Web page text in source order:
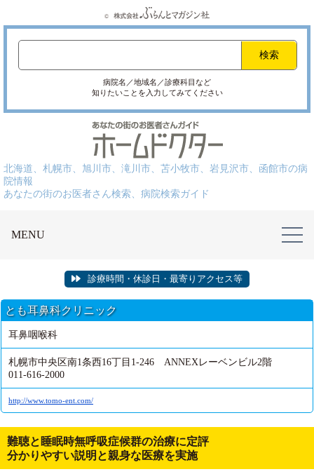
病院名／地域名／診療科目など
知りたいことを入力してみてください
北海道、札幌市、旭川市、滝川市、苫小牧市、岩見沢市、函館市の病
院情報
あなたの街のお医者さん検索、病院検索ガイド
MENU
診療時間・休診日・最寄りアクセス等
とも耳鼻科クリニック
耳鼻咽喉科
札幌市中央区南1条西16丁目1-246 ANNEXレーベンビル2階
011-616-2000
http://www.tomo-ent.com/
難聴と睡眠時無呼吸症候群の治療に定評
分かりやすい説明と親身な医療を実施